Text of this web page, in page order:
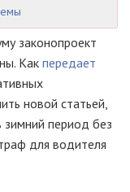
законопроект
Как передает
новой статьей,
зимний период без
для водителя